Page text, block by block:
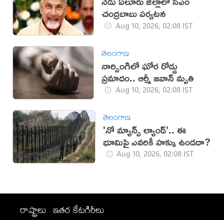
చంద్రబాబు పర్యటన
Aug 10, 2026, 02:08 IST
తెలంగాణ
నార్సింగిలో ఘోర రోడ్డు
ప్రమాదం.. ఆర్మీ జవాన్ మృతి
Aug 10, 2026, 02:08 IST
తెలంగాణ
'నో మ్యాన్స్ ల్యాండ్'.. ఈ
భూమిపై ఎవరికీ హక్కు ఉండదా?
Aug 10, 2026, 02:08 IST
రాష్ట్రాలు ఇతర కేటగిరీలు